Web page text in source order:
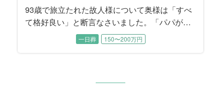
93歳で旅立たれた故人様について奥様は「すべ
て格好良い」と断言なさいました。「パパが全
部やってくれたから、私は何も出来なく
て……」と肩を落として涙するお母様に、二人
無口でダンディな故人様を『格好良く送る』こ
一日葬 150〜200万円